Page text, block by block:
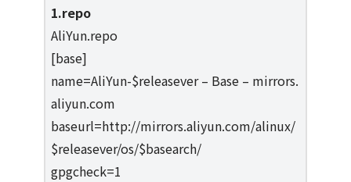
1.repo
AliYun.repo
[base]
name=AliYun-$releasever – Base – mirrors.
aliyun.com
baseurl=http://mirrors.aliyun.com/alinux/
$releasever/os/$basearch/
gpgcheck=1